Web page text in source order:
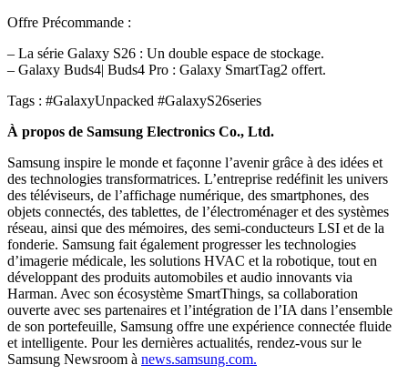
Offre Précommande :
– La série Galaxy S26 : Un double espace de stockage.
– Galaxy Buds4| Buds4 Pro : Galaxy SmartTag2 offert.
Tags : #GalaxyUnpacked #GalaxyS26series
À propos de Samsung Electronics Co., Ltd.
Samsung inspire le monde et façonne l’avenir grâce à des idées et
des technologies transformatrices. L’entreprise redéfinit les univers
des téléviseurs, de l’affichage numérique, des smartphones, des
objets connectés, des tablettes, de l’électroménager et des systèmes
réseau, ainsi que des mémoires, des semi-conducteurs LSI et de la
fonderie. Samsung fait également progresser les technologies
d’imagerie médicale, les solutions HVAC et la robotique, tout en
développant des produits automobiles et audio innovants via
Harman. Avec son écosystème SmartThings, sa collaboration
ouverte avec ses partenaires et l’intégration de l’IA dans l’ensemble
de son portefeuille, Samsung offre une expérience connectée fluide
et intelligente. Pour les dernières actualités, rendez-vous sur le
Samsung Newsroom à news.samsung.com.